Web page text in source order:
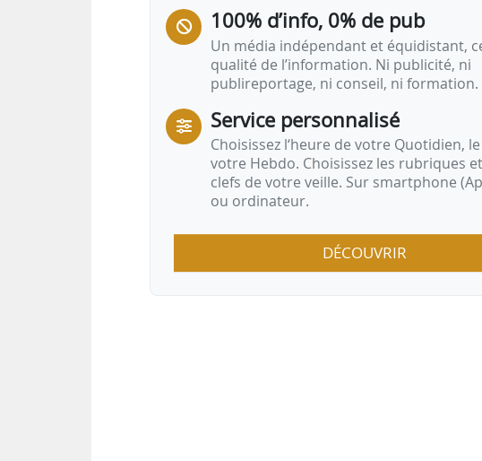
100% d’info, 0% de pub
Un média indépendant et équidistant,
qualité de l’information. Ni publicité, ni
publireportage, ni conseil, ni formation.
Service personnalisé
Choisissez l‘heure de votre Quotidien,
votre Hebdo. Choisissez les rubriques
clefs de votre veille. Sur smartphone
ou ordinateur.
DÉCOUVRIR